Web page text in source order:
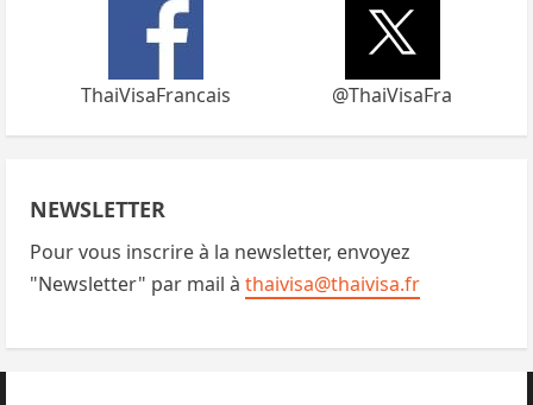
ThaiVisaFrancais @ThaiVisaFra
NEWSLETTER
Pour vous inscrire à la newsletter, envoyez
"Newsletter" par mail à thaivisa@thaivisa.fr